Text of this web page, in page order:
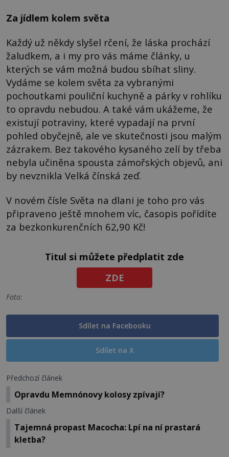
Za jídlem kolem světa
Každý už někdy slyšel rčení, že láska prochází
žaludkem, a i my pro vás máme články, u
kterých se vám možná budou sbíhat sliny.
Vydáme se kolem světa za vybranými
pochoutkami pouliční kuchyně a párky v rohlíku
to opravdu nebudou. A také vám ukážeme, že
existují potraviny, které vypadají na první
pohled obyčejně, ale ve skutečnosti jsou malým
zázrakem. Bez takového kysaného zelí by třeba
nebyla učiněna spousta zámořských objevů, ani
by nevznikla Velká čínská zeď.
V novém čísle Světa na dlani je toho pro vás
připraveno ještě mnohem víc, časopis pořídíte
za bezkonkurenčních 62,90 Kč!
Titul si můžete předplatit zde
ZDE
Foto:
Sdílet na Facebooku
Sdílet na X
Předchozí článek
Opravdu Memnónovy kolosy zpívají?
Další článek
Tajemná propast Macocha: Lpí na ní prastará
kletba?